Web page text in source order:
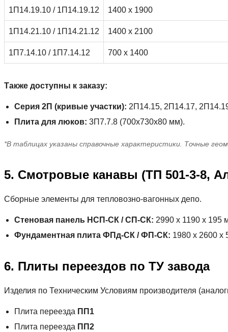
1П14.19.10 / 1П14.19.12 1400 х 1900
1П14.21.10 / 1П14.21.12 1400 х 2100
1П7.14.10 / 1П7.14.12 700 х 1400
Также доступны к заказу:
Серия 2П (кривые участки): 2П14.15, 2П14.17,
Плита для люков: 3П7.7.8 (700х730х80 мм).
*В таблицах указаны справочные характеристики. Точные
5. Смотровые канавы (ТП 501-3-8,
Сборные элементы для тепловозно-вагонных депо.
Стеновая панель НСП-СК / СП-СК: 2990 х 1190 х 195
Фундаментная плита ФПд-СК / ФП-СК: 1980 х 2600 х
6. Плиты переездов по ТУ завода
Изделия по Техническим Условиям производителя
Плита переезда ПП1
Плита переезда ПП2